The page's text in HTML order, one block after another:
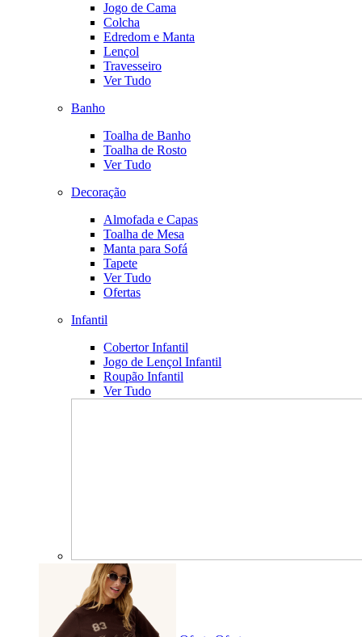
Jogo de Cama
Colcha
Edredom e Manta
Lençol
Travesseiro
Ver Tudo
Banho
Toalha de Banho
Toalha de Rosto
Ver Tudo
Decoração
Almofada e Capas
Toalha de Mesa
Manta para Sofá
Tapete
Ver Tudo
Ofertas
Infantil
Cobertor Infantil
Jogo de Lençol Infantil
Roupão Infantil
Ver Tudo